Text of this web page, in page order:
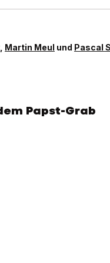
Martin Meul und Pascal
Papst-Grab